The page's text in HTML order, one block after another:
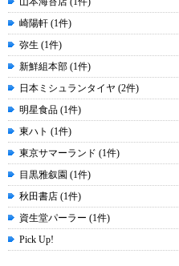
崎陽軒 (1件)
弥生 (1件)
新鮮組本部 (1件)
日本ミシュランタイヤ (2件)
明星食品 (1件)
東ハト (1件)
東京サマーランド (1件)
目黒雅叙園 (1件)
秋田書店 (1件)
資生堂パーラー (1件)
Pick Up!